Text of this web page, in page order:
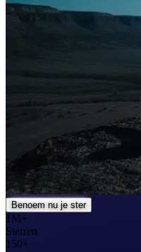
Benoem nu je ster
1M+
Sterren
150+